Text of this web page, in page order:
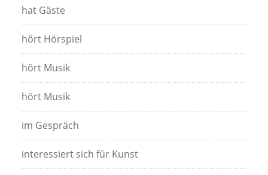
hat Gäste
hört Hörspiel
hört Musik
hört Musik
im Gespräch
interessiert sich für Kunst